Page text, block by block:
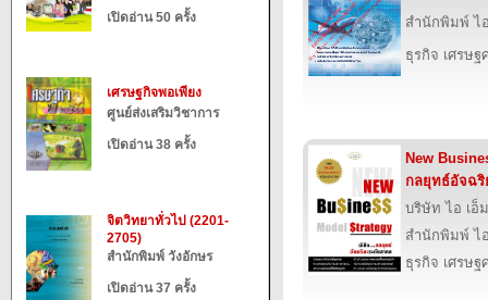
เปิดอ่าน 50 ครั้ง
เศรษฐกิจพอเพียง
ศูนย์ส่งเสริมวิชาการ
เปิดอ่าน 38 ครั้ง
จิตวิทยาทั่วไป (2201-
2705)
สำนักพิมพ์ วังอักษร
เปิดอ่าน 37 ครั้ง
สำนักพิมพ์ ไ
ธุรกิจ เศรษฐ
New
กลยุทธ์อัจฉริ
บริษัท ไอ เอ็
สำนักพิมพ์ ไ
ธุรกิจ เศรษฐ